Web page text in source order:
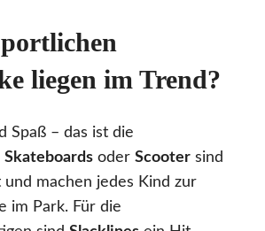
liegen im Trend?
Spaß – das ist die
Skateboards oder Scooter sind
und machen jedes Kind zur
im Park. Für die